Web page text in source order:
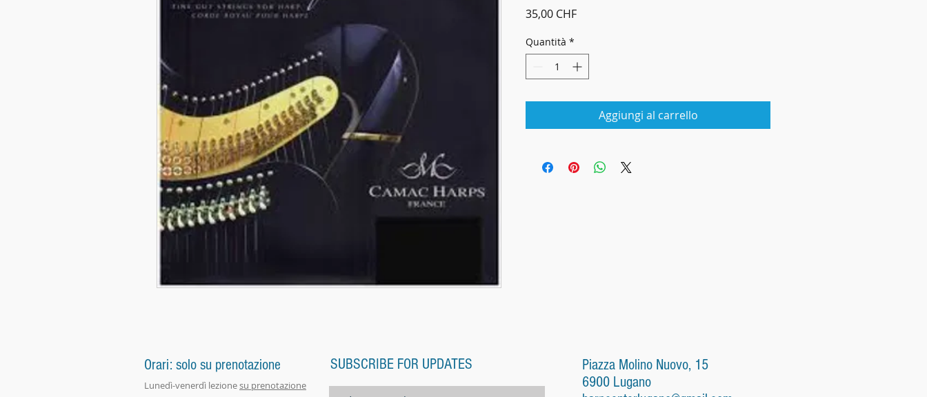
35,00 CHFPrezzo
Quantità *
Aggiungi al carrello
Orari: solo su prenotazione
Lunedì-venerdì lezionesu prenotazione
SUBSCRIBE FOR UPDATES
Piazza Molino Nuovo, 15
6900 Lugano